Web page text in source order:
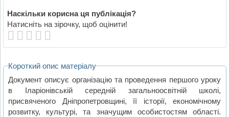
Наскільки корисна ця публікація?
Натисніть на зірочку, щоб оцінити!
Короткий опис матеріалу
Документ описує організацію та проведення першого уроку
в Іларіонівській середній загальноосвітній школі,
присвяченого Дніпропетровщині, її історії, економічному
розвитку, культурі, та значущим особистостям області.